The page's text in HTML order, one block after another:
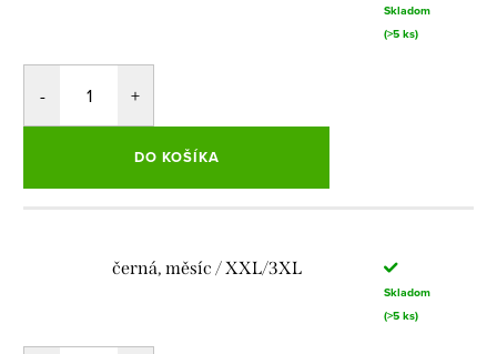
Skladom
(>5 ks)
DO KOŠÍKA
černá, měsíc / XXL/3XL
Skladom
(>5 ks)